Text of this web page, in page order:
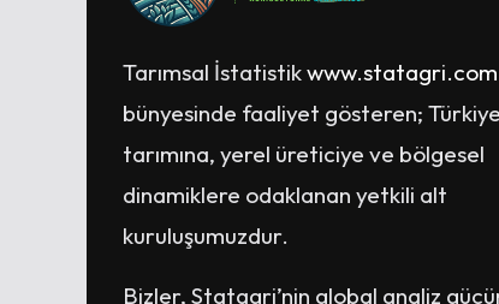
Tarımsal İstatistikwww.statagri.com
bünyesinde faaliyet gösteren; Türkiye
tarımına, yerel üreticiye ve bölgesel
dinamiklere odaklanan yetkili alt
kuruluşumuzdur.
Bizler, Statagri’nin global analiz